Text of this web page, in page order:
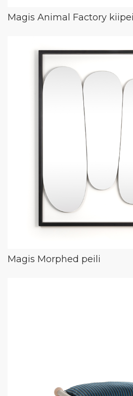
Magis Animal Factory
Magis Morphed peili